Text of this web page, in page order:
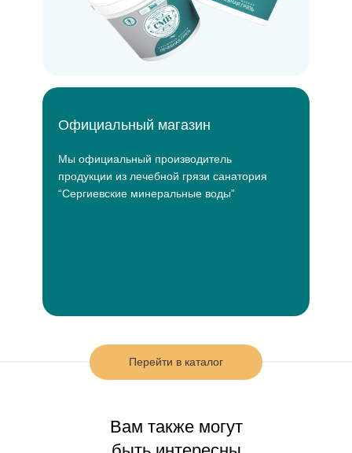
Официальный магазин
Мы официальный производитель
продукции из лечебной грязи санатория
“Сергиевские минеральные воды”
Перейти в каталог
Вам также могут